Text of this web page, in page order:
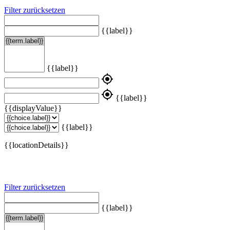
Filter zurücksetzen
{{label}}
{{label}}
my_location
my_location {{label}}
{{displayValue}}
{{label}}
{{locationDetails}}
Filter zurücksetzen
{{label}}